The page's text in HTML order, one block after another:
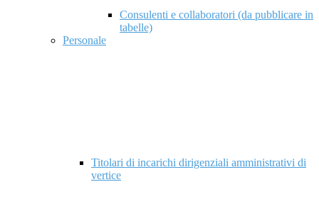
Consulenti e collaboratori (da pubblicare in
tabelle)
Personale
Titolari di incarichi dirigenziali amministrativi di
vertice